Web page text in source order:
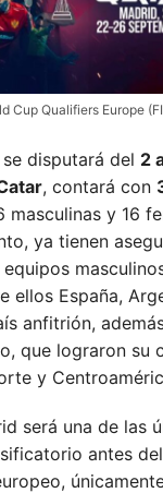
Cup Qualifiers Europe
disputará del 2
, contará con
masculinas y 16
ya tienen
ellos España,
anfitrión,
que lograron su
y
será una de las
antes